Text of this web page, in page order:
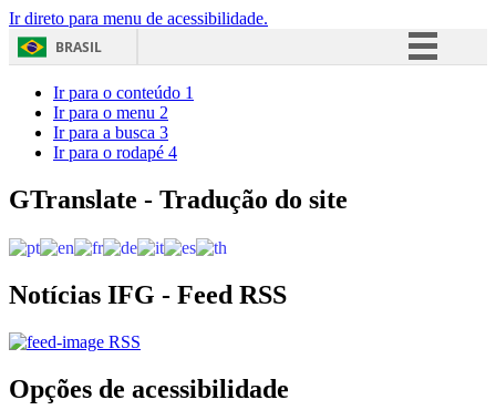
Ir direto para menu de acessibilidade.
BRASIL
Acesso à informação
Ir para o conteúdo 1
Ir para o menu 2
Ir para a busca 3
Ir para o rodapé 4
GTranslate - Tradução do site
Notícias IFG - Feed RSS
RSS
Opções de acessibilidade